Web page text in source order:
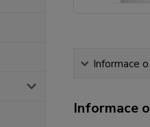
Informace
Informace